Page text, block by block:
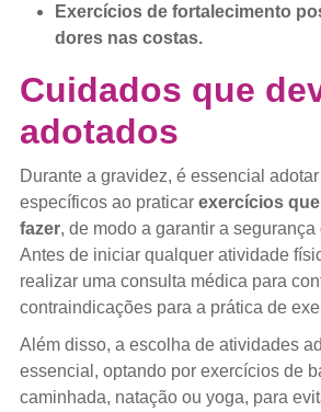
Exercícios de fortalecimento
dores nas costas.
Cuidados que
adotados
Durante a gravidez, é essencial
específicos ao praticar exercícios
fazer, de modo a garantir a segurança
Antes de iniciar qualquer atividade
realizar uma consulta médica para
contraindicações para a prática de
Além disso, a escolha de atividades
essencial, optando por exercícios de
caminhada, natação ou yoga, para